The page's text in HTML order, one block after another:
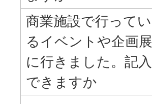
商業施設で行ってい
るイベントや企画展
に行きました。記入
できますか